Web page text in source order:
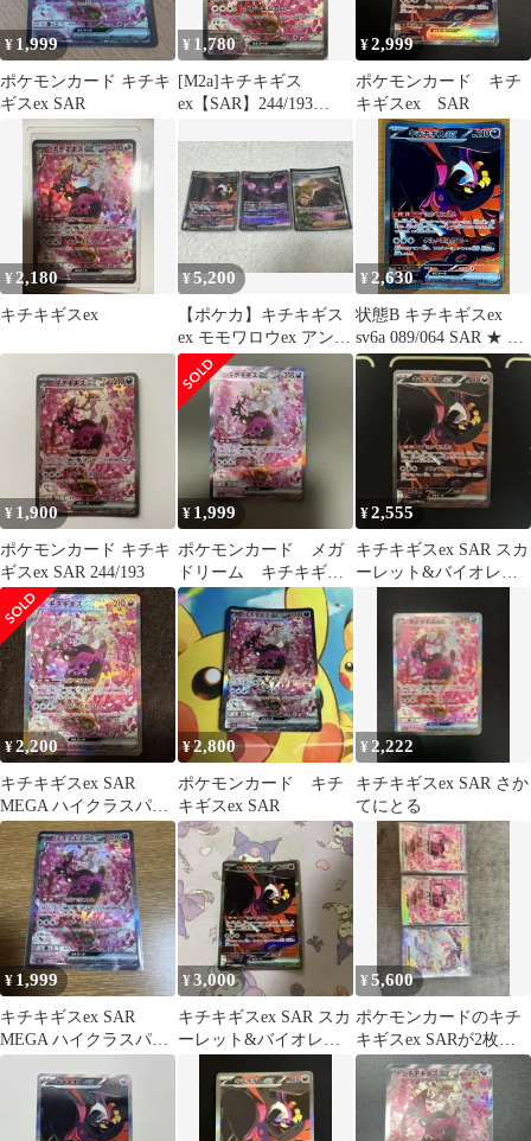
¥ 1,999
ポケモンカード キチキ
ギスex SAR
¥ 1,780
[M2a]キチキギス
ex【SAR】244/193
¥2,999
ポケモンカード キチ
キギスex SAR
¥2,180
キチキギスex
¥5,200
【ポケカ】キチキギス
ex モモワロウex アンズ
の秘技まとめ売り
(SAR)
¥2,630
状態B キチキギスex
sv6a 089/064 SAR ★ ポ
ケカ ポケモンカードゲ
¥ 1,900
ポケモンカード キチキ
ギスex SAR 244/193
¥ 1,999
ポケモンカード メガ
ドリーム キチキギス
ex sar
¥2,555
キチキギスex SAR スカ
ーレット&バイオレッ
ンダラー
¥2,200
キチキギスex SAR
MEGA ハイクラスパッ
ク MEGAドリームex
24…
¥2,800
ポケモンカード キチ
キギスex SAR
¥ 2,222
キチキギスex SAR さか
てにとる
¥ 1,999
キチキギスex SAR
MEGA ハイクラスパッ
¥3,000
キチキギスex SAR スカ
ーレット&バイオレッ
ンダラ…
¥5,600
ポケモンカードのキチ
キギスex SARが2枚と
メガユキメノコex SAR
が1枚